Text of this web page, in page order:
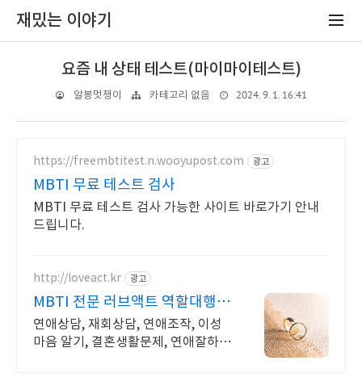
재밌는 이야기
요즘 내 상태 테스트(마이마이테스트)
알봉멋쟁이 카테고리 없음 2024. 9. 1. 16:41
https://freembtitest.n.wooyupost.com 광고
MBTI 무료 테스트 검사
MBTI 무료 테스트 검사 가능한 사이트 바로가기 안내
드립니다.
http://loveact.kr 광고
MBTI 전문 러브액트 역할대행운
영 실전경험 충분
연애상담, 재회상담, 연애조작, 이성
마음 알기, 결혼생활문제, 연애잘하는